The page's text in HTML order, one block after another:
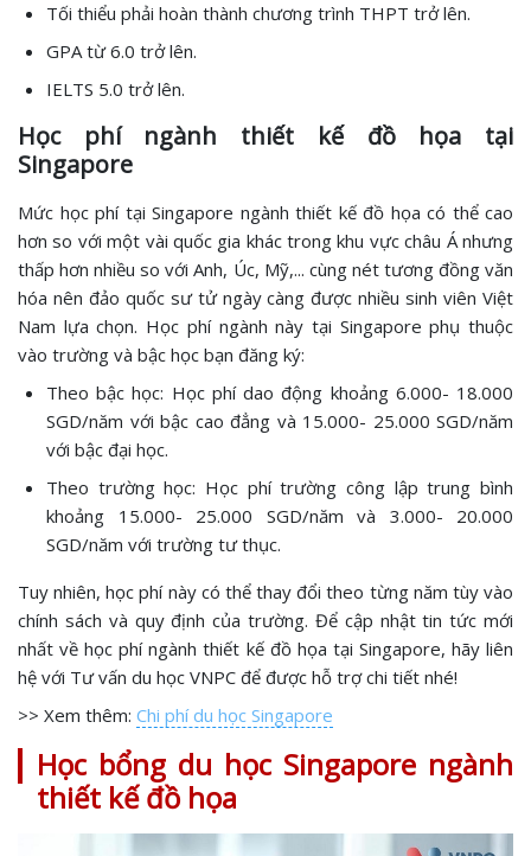
Tối thiểu phải hoàn thành chương trình THPT trở lên.
GPA từ 6.0 trở lên.
IELTS 5.0 trở lên.
Học phí ngành thiết kế đồ họa tại
Singapore
Mức học phí tại Singapore ngành thiết kế đồ họa có thể cao
hơn so với một vài quốc gia khác trong khu vực châu Á nhưng
thấp hơn nhiều so với Anh, Úc, Mỹ,... cùng nét tương đồng văn
hóa nên đảo quốc sư tử ngày càng được nhiều sinh viên Việt
Nam lựa chọn. Học phí ngành này tại Singapore phụ thuộc
vào trường và bậc học bạn đăng ký:
Theo bậc học: Học phí dao động khoảng 6.000- 18.000
SGD/năm với bậc cao đẳng và 15.000- 25.000 SGD/năm
với bậc đại học.
Theo trường học: Học phí trường công lập trung bình
khoảng 15.000- 25.000 SGD/năm và 3.000- 20.000
SGD/năm với trường tư thục.
Tuy nhiên, học phí này có thể thay đổi theo từng năm tùy vào
chính sách và quy định của trường. Để cập nhật tin tức mới
nhất về học phí ngành thiết kế đồ họa tại Singapore, hãy liên
hệ với Tư vấn du học VNPC để được hỗ trợ chi tiết nhé!
>> Xem thêm: Chi phí du học Singapore
Học bổng du học Singapore ngành
thiết kế đồ họa